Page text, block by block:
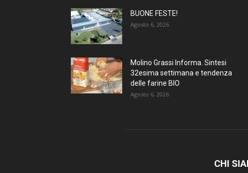
BUONE FESTE!
Agosto 6, 2026
Molino Grassi Informa. Sintesi
32esima settimana e tendenza
delle farine BIO
Agosto 6, 2026
CHI